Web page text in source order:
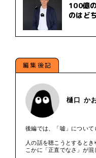
100億
のはど
編集後記
樋口 か
後編では、「嘘」について
人の話を聴こうとすると
こかに「正直でなさ」が混